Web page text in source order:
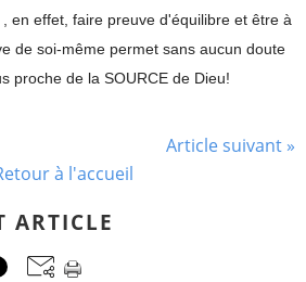
en effet, faire preuve d'équilibre et être à
de soi-même permet sans aucun doute
proche de la SOURCE de Dieu!
Article suivant »
à l'accueil
ARTICLE